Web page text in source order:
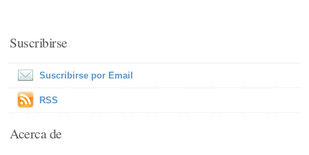
Suscribirse
Suscribirse por Email
RSS
Acerca de